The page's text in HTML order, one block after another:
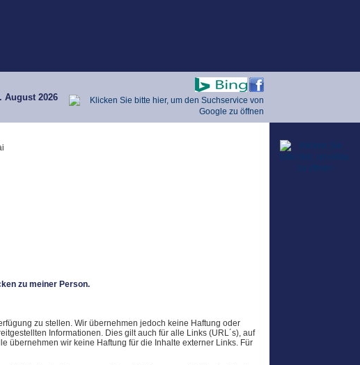
August 2026
zu meiner Person.
zu stellen. Wir übernehmen jedoch keine Haftung oder
Informationen. Dies gilt auch für alle Links (URL´s), auf
übernehmen wir keine Haftung für die Inhalte externer Links. Für